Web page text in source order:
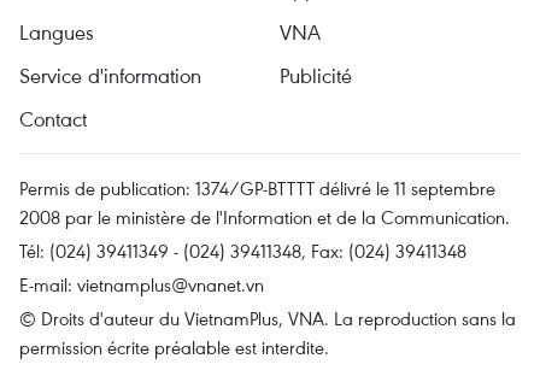
Langues
VNA
Service d'information
Publicité
Contact
Permis de publication: 1374/GP-BTTTT délivré le 11 septembre
2008 par le ministère de l'Information et de la Communication.
Tél: (024) 39411349 - (024) 39411348, Fax: (024) 39411348
E-mail: vietnamplus@vnanet.vn
© Droits d'auteur du VietnamPlus, VNA. La reproduction sans la
permission écrite préalable est interdite.